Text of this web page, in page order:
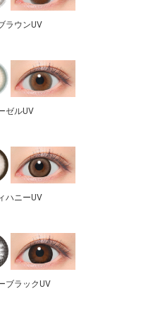
ラウンUV
ゼルUV
ハニーUV
ブラックUV